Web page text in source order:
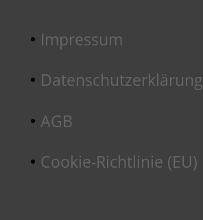
Impressum
Datenschutzerklärung
AGB
Cookie-Richtlinie (EU)